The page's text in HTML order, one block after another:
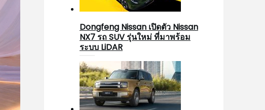
Dongfeng Nissan เปิดตัว Nissan
NX7 รถ SUV รุ่นใหม่ ที่มาพร้อม
ระบบ LiDAR